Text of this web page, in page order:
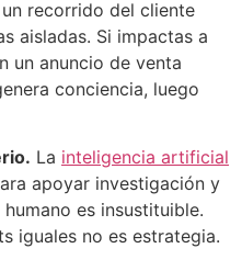
recorrido del cliente
aisladas. Si impactas a
un anuncio de venta
conciencia, luego
La inteligencia artificial
apoyar investigación y
es insustituible.
iguales no es estrategia.